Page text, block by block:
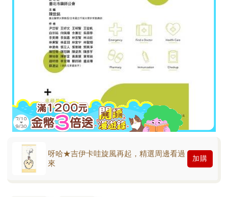
呀哈★吉伊卡哇旋風再起，精選周邊看過
來
加購